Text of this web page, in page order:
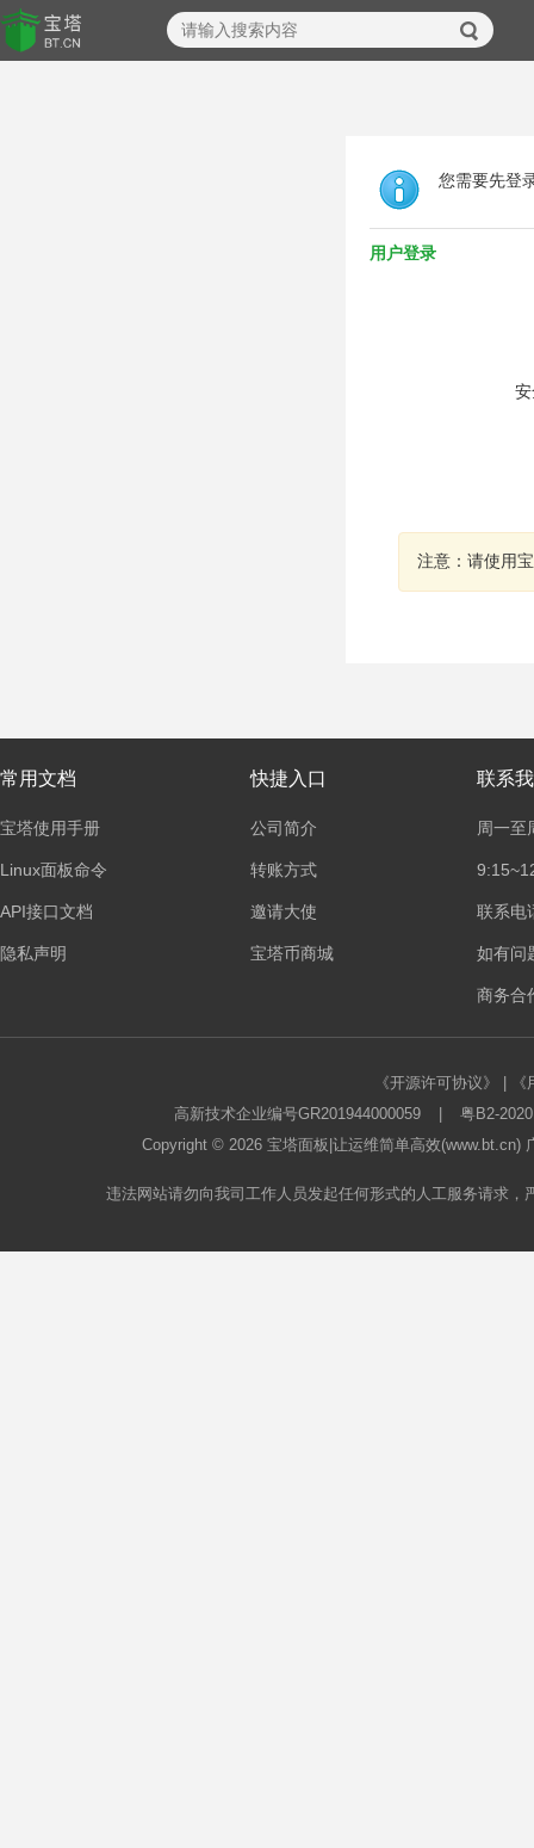
您需要先登
用户登录
注意：请使用
常用文档
宝塔使用手册
Linux面板命令
API接口文档
隐私声明
快捷入口
公司简介
转账方式
邀请大使
宝塔币商城
联系
周一至
联系电
如有问
商务合
《开源许可协议》
高新技术企业编号GR201944000059
粤B2-
Copyright © 2026 宝塔面板 |让运维简单高效
违法网站请勿向我司工作人员发起任何形式的人工服务请求，